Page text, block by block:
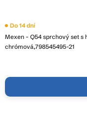
Mexen - Q54 sprchový set s
chrómová,798545495-21
Do 14 dní